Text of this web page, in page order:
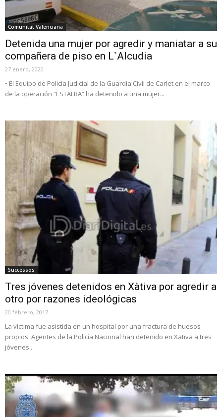
Comunitat Valenciana
Detenida una mujer por agredir y maniatar a su
compañera de piso en L`Alcudia
27 enero, 2020
• El Equipo de Policía Judicial de la Guardia Civil de Carlet en el marco
de la operación “ESTALBA” ha detenido a una mujer...
Successos
Tres jóvenes detenidos en Xàtiva por agredir a
otro por razones ideológicas
20 febrero, 2017
La víctima fue asistida en un hospital por una fractura de huesos
propios Agentes de la Policía Nacional han detenido en Xativa a tres
jóvenes...